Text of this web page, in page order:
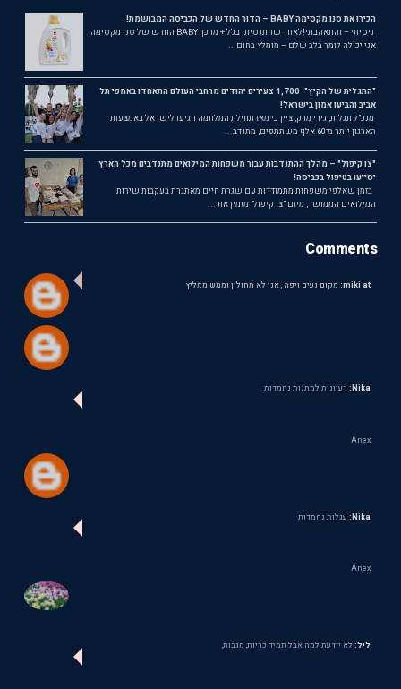
הכירו את סנו מקסימה BABY – הדור החדש של הכביסה המבושמת!
ניסיתי – והתאהבתי!לאחר שהתנסיתי בג'ל + מרכך BABY החדש של סנו מקסימה,
אני יכולה לומר בלב שלם – מומלץ בחום...
"התגלית של הקיץ": 1,700 צעירים יהודים מרחבי העולם התאחדו באמפי תל
אביב והביעו אמון בישראל!
מנכ"ל תגלית, גידי מרק, ציין כי מאז תחילת המלחמה הגיעו לישראל באמצעות
הארגון יותר מ־60 אלף משתתפים, מתנדב...
"צו קיפול" – מהלך ההתנדבות עבור משפחות המילואים מתנדבים מכל הארץ
יסייעו בטיפול בכביסה!
בזמן שאלפי משפחות מתמודדות עם שגרת חיים מאתגרת בעקבות שירות
המילואים הממושך, מיזם "צו קיפול" מזמין את ...
Comments
miki at: מקום נעים ויפה , אני לא מחולון וממש ממליץ
Nika: רעיונות למתנות נחמדות
Anex
Nika: עגלות נחמדות
Anex
ליל: לא יודעת למה אבל תמיד כריות, מגבות,